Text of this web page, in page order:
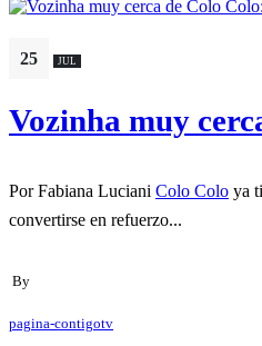
25 JUL
Vozinha muy
Por Fabiana Luciani Colo Colo ya
convertirse en refuerzo...
By
pagina-contigotv